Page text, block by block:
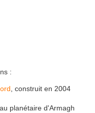
:
, construit en 2004
planétaire d'Armagh